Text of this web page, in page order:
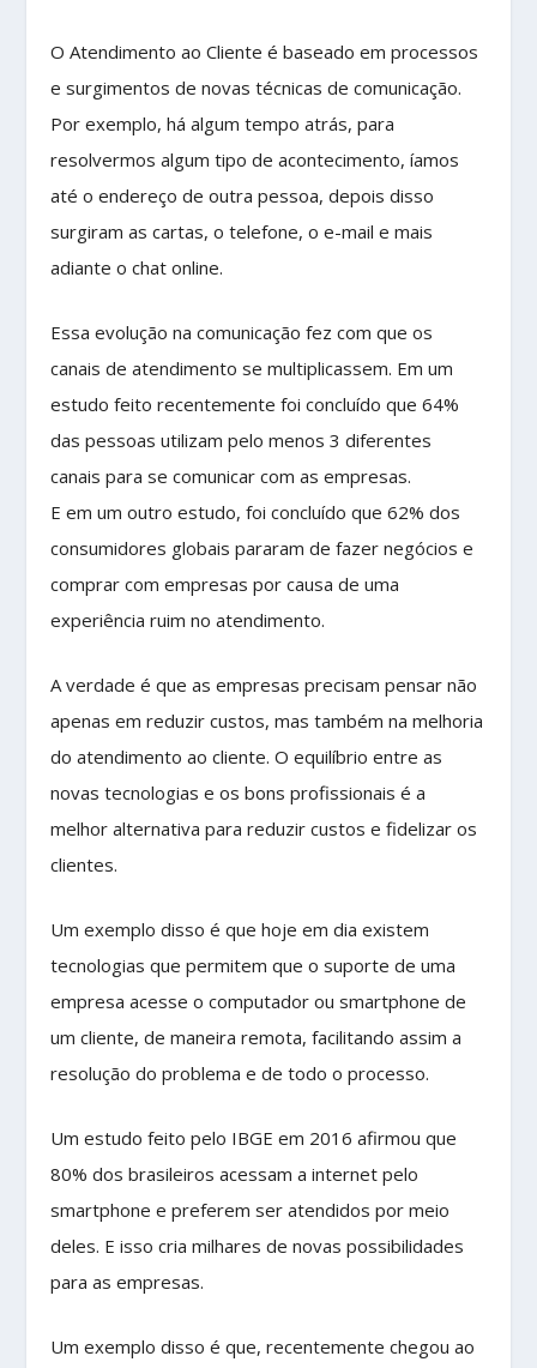
O Atendimento ao Cliente é baseado em processos
e surgimentos de novas técnicas de comunicação.
Por exemplo, há algum tempo atrás, para
resolvermos algum tipo de acontecimento, íamos
até o endereço de outra pessoa, depois disso
surgiram as cartas, o telefone, o e-mail e mais
adiante o chat online.
Essa evolução na comunicação fez com que os
canais de atendimento se multiplicassem. Em um
estudo feito recentemente foi concluído que 64%
das pessoas utilizam pelo menos 3 diferentes
canais para se comunicar com as empresas.
E em um outro estudo, foi concluído que 62% dos
consumidores globais pararam de fazer negócios e
comprar com empresas por causa de uma
experiência ruim no atendimento.
A verdade é que as empresas precisam pensar não
apenas em reduzir custos, mas também na melhoria
do atendimento ao cliente. O equilíbrio entre as
novas tecnologias e os bons profissionais é a
melhor alternativa para reduzir custos e fidelizar os
clientes.
Um exemplo disso é que hoje em dia existem
tecnologias que permitem que o suporte de uma
empresa acesse o computador ou smartphone de
um cliente, de maneira remota, facilitando assim a
resolução do problema e de todo o processo.
Um estudo feito pelo IBGE em 2016 afirmou que
80% dos brasileiros acessam a internet pelo
smartphone e preferem ser atendidos por meio
deles. E isso cria milhares de novas possibilidades
para as empresas.
Um exemplo disso é que, recentemente chegou ao